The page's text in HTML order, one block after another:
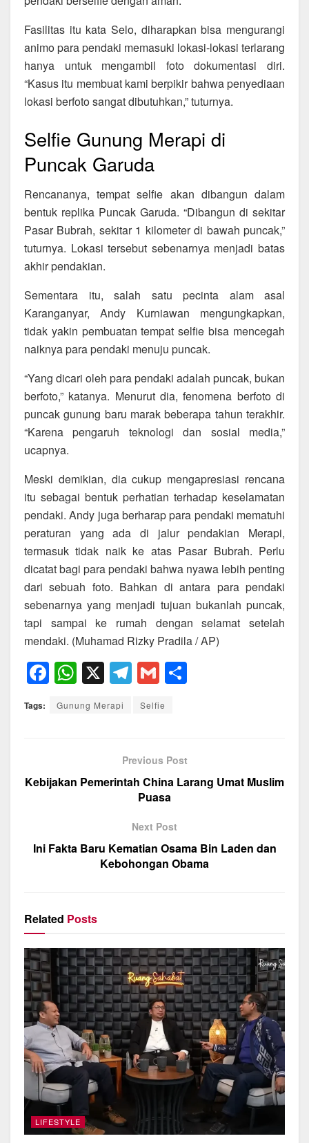
Fasilitas itu kata Selo, diharapkan bisa mengurangi
animo para pendaki memasuki lokasi-lokasi terlarang
hanya untuk mengambil foto dokumentasi diri.
“Kasus itu membuat kami berpikir bahwa penyediaan
lokasi berfoto sangat dibutuhkan,” tuturnya.
Selfie Gunung Merapi di
Puncak Garuda
Rencananya, tempat selfie akan dibangun dalam
bentuk replika Puncak Garuda. “Dibangun di sekitar
Pasar Bubrah, sekitar 1 kilometer di bawah puncak,”
tuturnya. Lokasi tersebut sebenarnya menjadi batas
akhir pendakian.
Sementara itu, salah satu pecinta alam asal
Karanganyar, Andy Kurniawan mengungkapkan,
tidak yakin pembuatan tempat selfie bisa mencegah
naiknya para pendaki menuju puncak.
“Yang dicari oleh para pendaki adalah puncak, bukan
berfoto,” katanya. Menurut dia, fenomena berfoto di
puncak gunung baru marak beberapa tahun terakhir.
“Karena pengaruh teknologi dan sosial media,”
ucapnya.
Meski demikian, dia cukup mengapresiasi rencana
itu sebagai bentuk perhatian terhadap keselamatan
pendaki. Andy juga berharap para pendaki mematuhi
peraturan yang ada di jalur pendakian Merapi,
termasuk tidak naik ke atas Pasar Bubrah. Perlu
dicatat bagi para pendaki bahwa nyawa lebih penting
dari sebuah foto. Bahkan di antara para pendaki
sebenarnya yang menjadi tujuan bukanlah puncak,
tapi sampai ke rumah dengan selamat setelah
mendaki. (Muhamad Rizky Pradila / AP)
F
a
c
o
W
at
p
X T
el
e
a
m
G
ail
Tags: Gunung Merapi Selfie
Previous Post
Kebijakan Pemerintah China Larang Umat Muslim
Puasa
Next Post
Ini Fakta Baru Kematian Osama Bin Laden dan
Kebohongan Obama
Related Posts
LIFESTYLE